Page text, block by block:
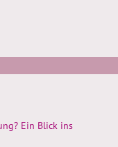
Ein Blick ins